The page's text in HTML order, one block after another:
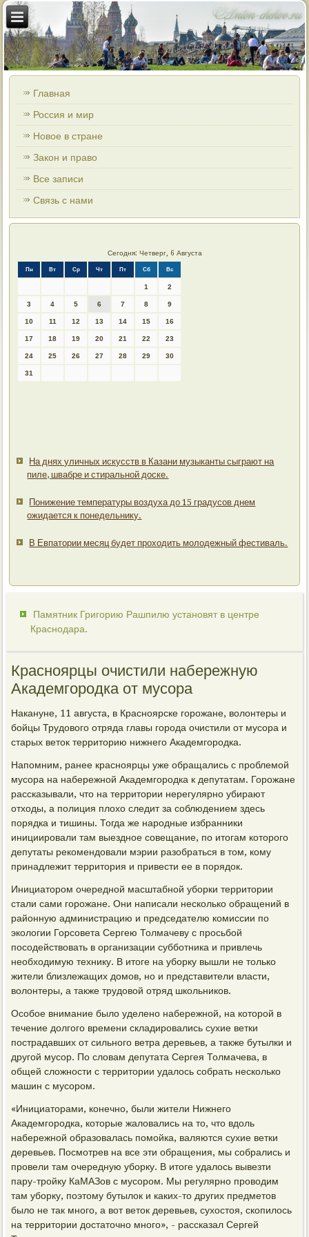
Главная
Россия и мир
Новое в стране
Закон и право
Все записи
Связь с нами
Сегодня: Четверг, 6 Августа
Пн Вт Ср Чт Пт Сб Вс
1 2
3 4 5 6 7 8 9
10 11 12 13 14 15 16
17 18 19 20 21 22 23
24 25 26 27 28 29 30
31
На днях уличных искусств в Казани музыканты сыграют на
пиле, швабре и стиральной доске.
Понижение температуры воздуха до 15 градусов днем
ожидается к понедельнику.
В Евпатории месяц будет проходить молодежный фестиваль.
Памятник Григорию Рашпилю установят в центре
Краснодара.
Красноярцы очистили набережную
Академгородка от мусора
Накануне, 11 августа, в Красноярске горожане, волонтеры и
бойцы Трудового отряда главы города очистили от мусора и
старых веток территорию нижнего Академгородка.
Напомним, ранее красноярцы уже обращались с проблемой
мусора на набережной Академгородка к депутатам. Горожане
рассказывали, что на территории нерегулярно убирают
отходы, а полиция плохо следит за соблюдением здесь
порядка и тишины. Тогда же народные избранники
инициировали там выездное совещание, по итогам которого
депутаты рекомендовали мэрии разобраться в том, кому
принадлежит территория и привести ее в порядок.
Инициатором очередной масштабной уборки территории
стали сами горожане. Они написали несколько обращений в
районную администрацию и председателю комиссии по
экологии Горсовета Сергею Толмачеву с просьбой
посодействовать в организации субботника и привлечь
необходимую технику. В итоге на уборку вышли не только
жители близлежащих домов, но и представители власти,
волонтеры, а также трудовой отряд школьников.
Особое внимание было уделено набережной, на которой в
течение долгого времени складировались сухие ветки
пострадавших от сильного ветра деревьев, а также бутылки и
другой мусор. По словам депутата Сергея Толмачева, в
общей сложности с территории удалось собрать несколько
машин с мусором.
«Инициаторами, конечно, были жители Нижнего
Академгородка, которые жаловались на то, что вдоль
набережной образовалась помойка, валяются сухие ветки
деревьев. Посмотрев на все эти обращения, мы собрались и
провели там очередную уборку. В итоге удалось вывезти
пару-тройку КаМАЗов с мусором. Мы регулярно проводим
там уборку, поэтому бутылок и каких-то других предметов
было не так много, а вот веток деревьев, сухостоя, скопилось
на территории достаточно много», - рассказал Сергей